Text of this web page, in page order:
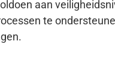
aan
te